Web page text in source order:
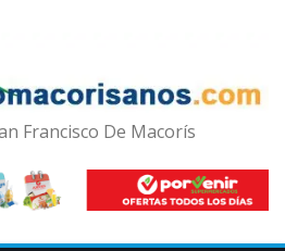
Francisco De Macorís